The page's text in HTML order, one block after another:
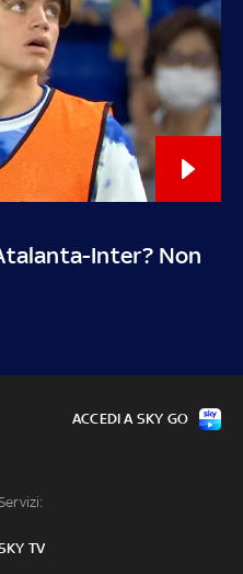
Inter? Non
TV
ACCEDI A SKY GO